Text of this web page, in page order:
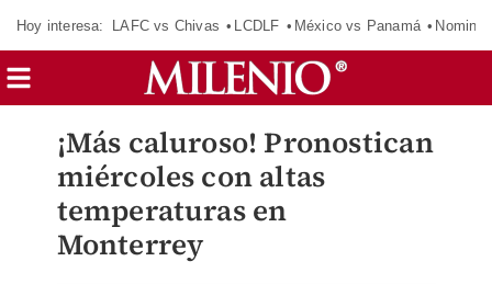
Hoy interesa: LAFC vs Chivas LCDLF México vs Panamá
¡Más caluroso! Pronostican
miércoles con altas
temperaturas en
Monterrey